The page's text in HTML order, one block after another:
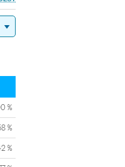
%
%
%